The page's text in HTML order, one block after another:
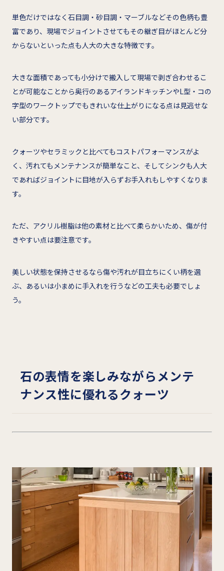
単色だけではなく石目調・砂目調・マーブルなどその色柄も豊
富であり、現場でジョイントさせてもその継ぎ目がほとんど分
からないといった点も人大の大きな特徴です。
大きな面積であっても小分けで搬入して現場で剥ぎ合わせるこ
とが可能なことから奥行のあるアイランドキッチンやL型・コの
字型のワークトップでもきれいな仕上がりになる点は見逃せな
い部分です。
クォーツやセラミックと比べてもコストパフォーマンスがよ
く、汚れてもメンテナンスが簡単なこと、そしてシンクも人大
であればジョイントに目地が入らずお手入れもしやすくなりま
す。
ただ、アクリル樹脂は他の素材と比べて柔らかいため、傷が付
きやすい点は要注意です。
美しい状態を保持させるなら傷や汚れが目立ちにくい柄を選
ぶ、あるいは小まめに手入れを行うなどの工夫も必要でしょ
う。
石の表情を楽しみながらメンテ
ナンス性に優れるクォーツ